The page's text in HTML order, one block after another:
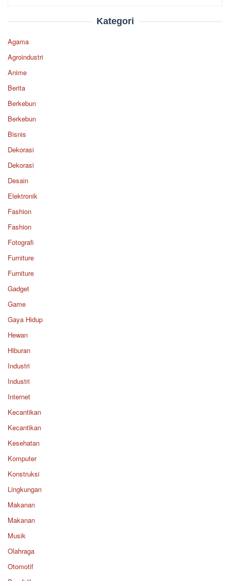
Kategori
Agama
Agroindustri
Anime
Berita
Berkebun
Berkebun
Bisnis
Dekorasi
Dekorasi
Desain
Elektronik
Fashion
Fashion
Fotografi
Furniture
Furniture
Gadget
Game
Gaya Hidup
Hewan
Hiburan
Industri
Industri
Internet
Kecantikan
Kecantikan
Kesehatan
Komputer
Konstruksi
Lingkungan
Makanan
Makanan
Musik
Olahraga
Otomotif